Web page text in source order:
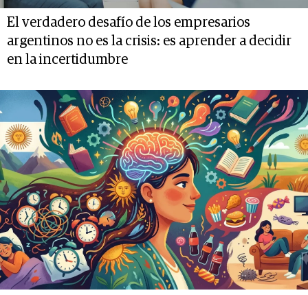
El verdadero desafío de los empresarios
argentinos no es la crisis: es aprender a decidir
en la incertidumbre